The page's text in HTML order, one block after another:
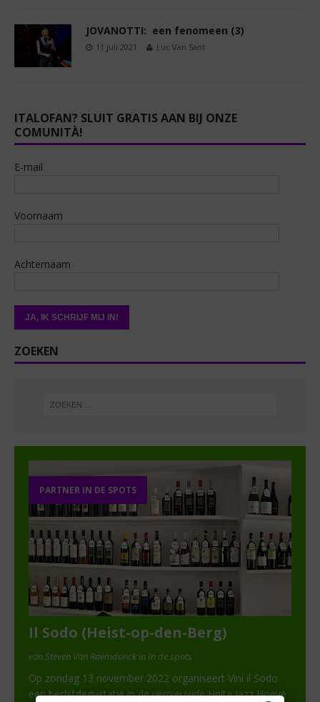
JOVANOTTI: een fenomeen (3)
11 juli 2021 Luc Van Sant
ITALOFAN? SLUIT GRATIS AAN BIJ ONZE
COMUNITÀ!
E-mail
Voornaam
Achternaam
ZOEKEN
PARTNER IN DE SPOTS
Il Sodo (Heist-op-den-Berg)
van Steven Van Raemdonck in In de spots
Op zondag 13 november 2022 organiseert Vini il Sodo
een herfstdegustatie in de vernieuwde Hnita Jazz Hoeve